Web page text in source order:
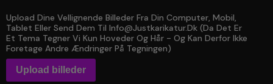
Selection will addto the price
Upload Dine Vellignende Billeder Fra Din Computer, Mobil,
Tablet Eller Send Dem Til Info@justkarikatur.dk (da Det Er
Et Tema Tegner Vi Kun Hoveder Og Hår - Og Kan Derfor Ikke
Foretage Andre Ændringer På Tegningen)
Upload billeder